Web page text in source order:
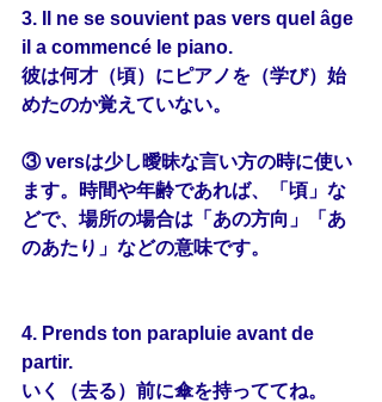
3. Il ne se souvient pas vers quel âge
il a commencé le piano.
彼は何才（頃）にピアノを（学び）始
めたのか覚えていない。
③ versは少し曖昧な言い方の時に使い
ます。時間や年齢であれば、「頃」な
どで、場所の場合は「あの方向」「あ
のあたり」などの意味です。
4. Prends ton parapluie avant de
partir.
いく（去る）前に傘を持っててね。